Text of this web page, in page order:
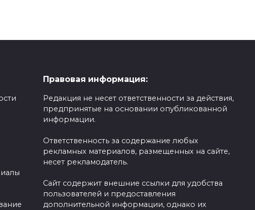
Правовая информация:
Редакция не несет ответственности за действия,
предпринятые на основании опубликованной
информации.
Ответственность за содержание любых
рекламных материалов, размещенных на сайте,
несет рекламодатель.
Сайт содержит внешние ссылки для удобства
пользователей и предоставления
дополнительной информации, однако их